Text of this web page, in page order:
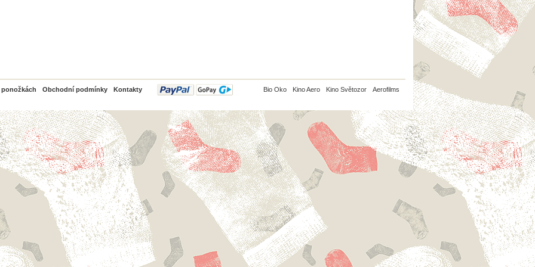
ponožkách Obchodní podmínky Kontakty
PayPal Bio Oko Kino Aero Kino Světozor Aerofilms